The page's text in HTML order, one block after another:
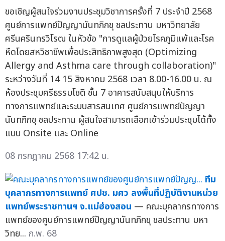
ขอเชิญผู้สนใจร่วมงานประชุมวิชาการครั้งที่ 7 ประจำปี 2568
ศูนย์การแพทย์ปัญญานันทภิกขุ ชลประทาน มหาวิทยาลัย
ศรีนครินทรวิโรฒ ในหัวข้อ "การดูแลผู้ป่วยโรคภูมิแพ้และโรค
หืดโดยสหวิชาชีพเพื่อประสิทธิภาพสูงสุด (Optimizing
Allergy and Asthma care through collaboration)"
ระหว่างวันที่ 14 15 สิงหาคม 2568 เวลา 8.00-16.00 น. ณ
ห้องประชุมศรีธรรมโชติ ชั้น 7 อาคารสนับสนุนให้บริการ
ทางการแพทย์และระบบสารสนเทศ ศูนย์การแพทย์ปัญญา
นันทภิกขุ ชลประทาน ผู้สนใจสามารถเลือกเข้าร่วมประชุมได้ทั้ง
แบบ Onsite และ Online
08 กรกฎาคม 2568 17:42 น.
ทีม
บุคลากรทางการแพทย์ ศปช. มศว ลงพื้นที่ปฏิบัติงานหน่วย
แพทย์พระราชทานฯ จ.แม่ฮ่องสอน — คณะบุคลากรทางการ
แพทย์ของศูนย์การแพทย์ปัญญานันทภิกขุ ชลประทาน มหา
วิทย... ก.พ. 68